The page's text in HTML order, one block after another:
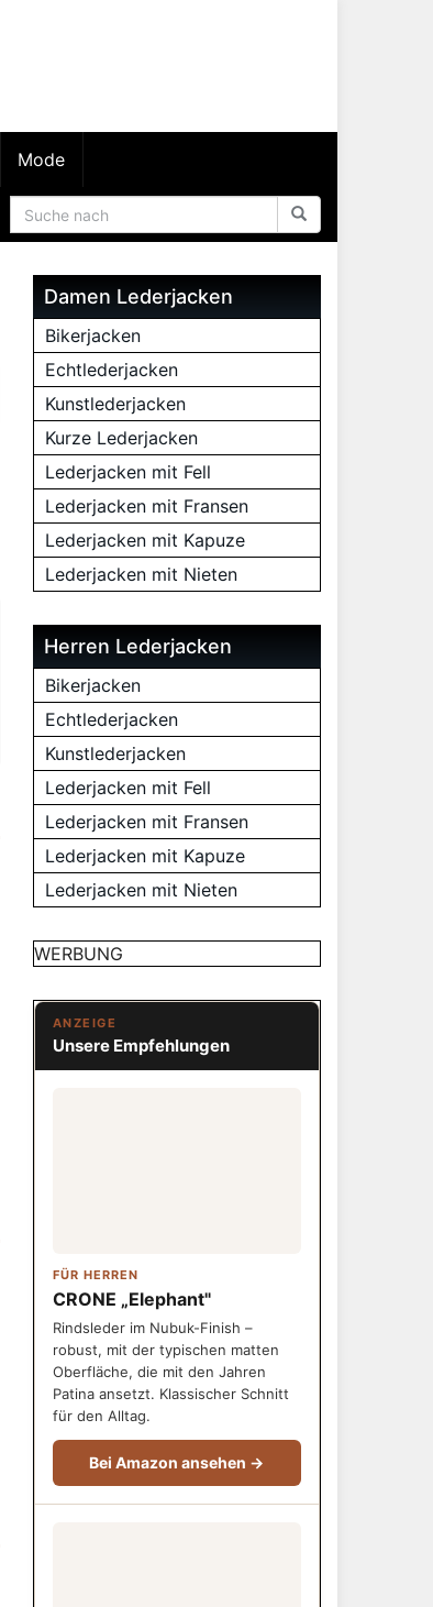
Mode
Damen Lederjacken
Bikerjacken
Echtlederjacken
Kunstlederjacken
Kurze Lederjacken
Lederjacken mit Fell
Lederjacken mit Fransen
Lederjacken mit Kapuze
Lederjacken mit Nieten
Herren Lederjacken
Bikerjacken
Echtlederjacken
Kunstlederjacken
Lederjacken mit Fell
Lederjacken mit Fransen
Lederjacken mit Kapuze
Lederjacken mit Nieten
WERBUNG
ANZEIGE
Unsere Empfehlungen
FÜR HERREN
CRONE „Elephant"
Rindsleder im Nubuk-Finish –
robust, mit der typischen matten
Oberfläche, die mit den Jahren
Patina ansetzt. Klassischer Schnitt
für den Alltag.
Bei Amazon ansehen →